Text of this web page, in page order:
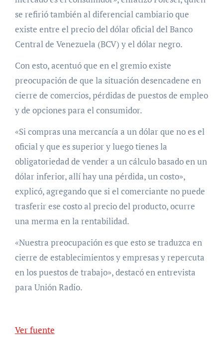
se refirió también al diferencial cambiario que
existe entre el precio del dólar oficial del Banco
Central de Venezuela (BCV) y el dólar negro.
Con esto, acentuó que en el gremio existe
preocupación de que la situación desencadene en
cierre de comercios, pérdidas de puestos de empleo
y de opciones para el consumidor.
«Si compras una mercancía a un dólar que no es el
oficial y que es superior y luego tienes la
obligatoriedad de vender a un cálculo basado en un
dólar inferior, allí hay una pérdida, un costo»,
explicó, agregando que si el comerciante no puede
trasferir ese costo al precio del producto, ocurre
una merma en la rentabilidad.
«Nuestra preocupación es que esto se traduzca en
cierre de establecimientos y empresas y repercuta
en los puestos de trabajo», destacó en entrevista
para Unión Radio.
Ver fuente